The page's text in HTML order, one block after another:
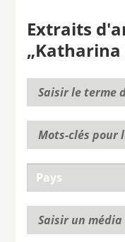
Extraits
„Katharina